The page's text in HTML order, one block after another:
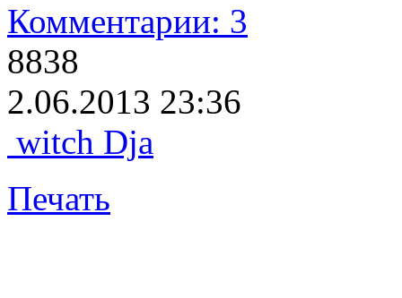
Комментарии: 3
8838
2.06.2013 23:36
witch Dja
Печать